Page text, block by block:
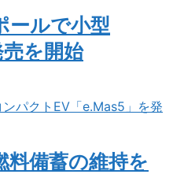
ールで小型
を開始
パクトEV「e.Mas5」を発
料備蓄の維持を